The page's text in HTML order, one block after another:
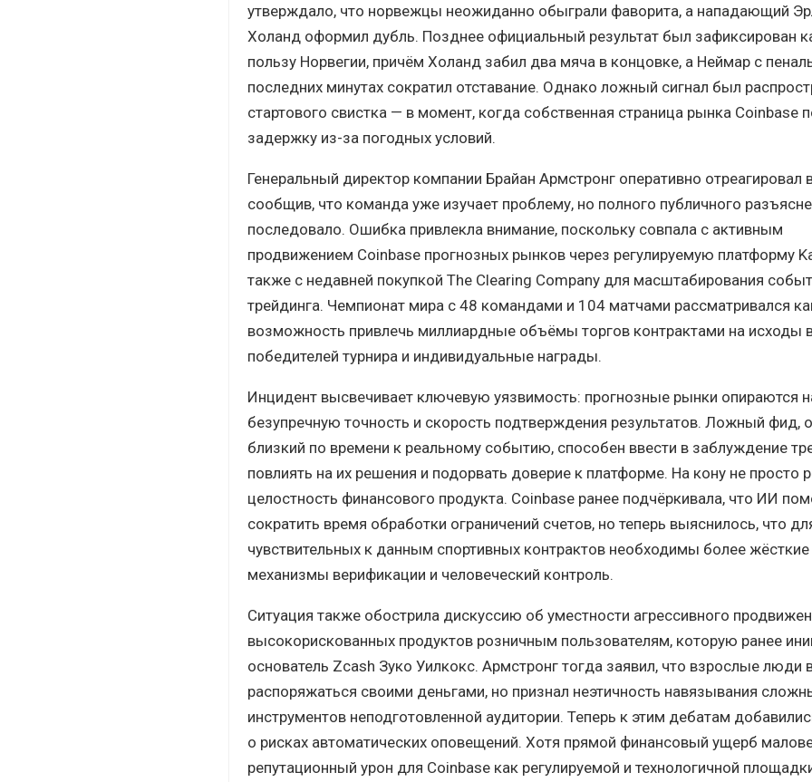
утверждало, что норвежцы неожиданно обыграли фаворита, а нападающий
Холанд оформил дубль. Позднее официальный результат был зафиксирован
пользу Норвегии, причём Холанд забил два мяча в концовке, а Неймар с
последних минутах сократил отставание. Однако ложный сигнал был
стартового свистка — в момент, когда собственная страница рынка Coinbase
задержку из-за погодных условий.
Генеральный директор компании Брайан Армстронг оперативно отреагировал
сообщив, что команда уже изучает проблему, но полного публичного
последовало. Ошибка привлекла внимание, поскольку совпала с активным
продвижением Coinbase прогнозных рынков через регулируемую платформу
также с недавней покупкой The Clearing Company для масштабирования
трейдинга. Чемпионат мира с 48 командами и 104 матчами рассматривался
возможность привлечь миллиардные объёмы торгов контрактами на исходы
победителей турнира и индивидуальные награды.
Инцидент высвечивает ключевую уязвимость: прогнозные рынки опираются
безупречную точность и скорость подтверждения результатов. Ложный фид,
близкий по времени к реальному событию, способен ввести в заблуждение
повлиять на их решения и подорвать доверие к платформе. На кону не просто
целостность финансового продукта. Coinbase ранее подчёркивала, что ИИ
сократить время обработки ограничений счетов, но теперь выяснилось, что
чувствительных к данным спортивных контрактов необходимы более жёсткие
механизмы верификации и человеческий контроль.
Ситуация также обострила дискуссию об уместности агрессивного
высокорискованных продуктов розничным пользователям, которую ранее
основатель Zcash Зуко Уилкокс. Армстронг тогда заявил, что взрослые люди
распоряжаться своими деньгами, но признал неэтичность навязывания
инструментов неподготовленной аудитории. Теперь к этим дебатам
о рисках автоматических оповещений. Хотя прямой финансовый ущерб
репутационный урон для Coinbase как регулируемой и технологичной